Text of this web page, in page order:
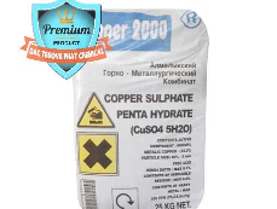
CuSO4 – Đồng Sunfat Nga